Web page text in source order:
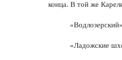
конца. В той же
«Ладожские